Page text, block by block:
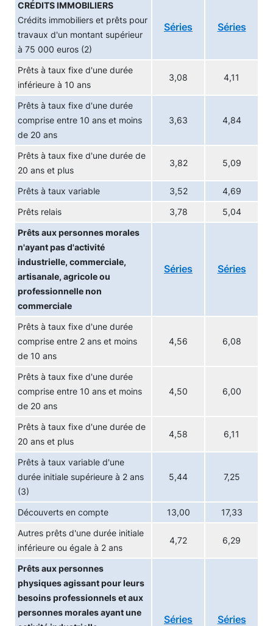
CRÉDITS IMMOBILIERS
Crédits immobiliers et prêts pour
travaux d'un montant supérieur
à 75 000 euros (2)
Séries Séries
Prêts à taux fixe d'une durée
inférieure à 10 ans
3,08 4,11
Prêts à taux fixe d'une durée
comprise entre 10 ans et moins
de 20 ans
3,63 4,84
Prêts à taux fixe d'une durée de
20 ans et plus
3,82 5,09
Prêts à taux variable 3,52 4,69
Prêts relais 3,78 5,04
Prêts aux personnes morales
n'ayant pas d'activité
industrielle, commerciale,
artisanale, agricole ou
professionnelle non
commerciale
Séries Séries
Prêts à taux fixe d'une durée
comprise entre 2 ans et moins
de 10 ans
4,56 6,08
Prêts à taux fixe d'une durée
comprise entre 10 ans et moins
de 20 ans
4,50 6,00
Prêts à taux fixe d'une durée de
20 ans et plus
4,58 6,11
Prêts à taux variable d'une
durée initiale supérieure à 2 ans
(3)
5,44 7,25
Découverts en compte 13,00 17,33
Autres prêts d'une durée initiale
inférieure ou égale à 2 ans
4,72 6,29
Prêts aux personnes
physiques agissant pour leurs
besoins professionnels et aux
personnes morales ayant une
Séries Séries